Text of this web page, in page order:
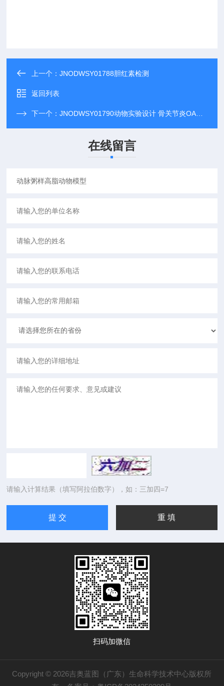
上一个：JNODWSY01788胆红素检测
返回列表
下一个：JNODWSY01790动物实验设计 骨关节炎OA模型
在线留言
请输入计算结果（填写阿拉伯数字），如：三加四=7
扫码加微信
Copyright © 2026吉奥蓝图（广东）生命科学技术中心版权所